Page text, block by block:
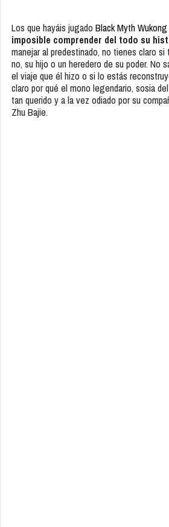
Los que hayáis jugado Black Myth Wukong
imposible comprender del todo su
manejar al predestinado, no tienes claro
no, su hijo o un heredero de su poder. No
el viaje que él hizo o si lo estás
claro por qué el mono legendario, sosia
tan querido y a la vez odiado por su
Zhu Bajie.